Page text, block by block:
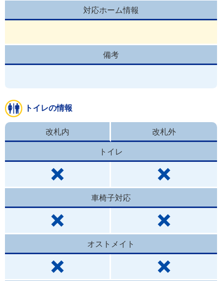
対応ホーム情報
備考
トイレの情報
改札内 改札外
トイレ
車椅子対応
オストメイト